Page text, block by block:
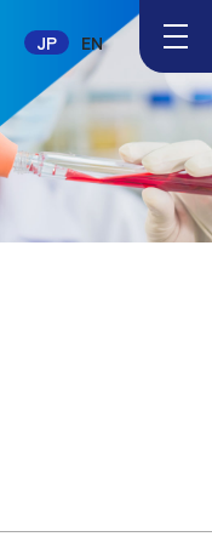
JP EN
メ
ュ
ー
タ
ン